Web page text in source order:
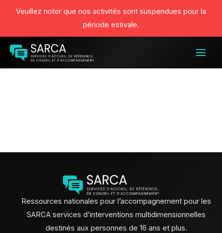
Veuillez noter que nos activités sont suspendues pour la
période estivale.
Aller
contenu
Ressources nationales pour l’accompagnement pour les
SARCA services d’interventions multidimensionnelles
destinés aux personnes de 16 ans et plus.